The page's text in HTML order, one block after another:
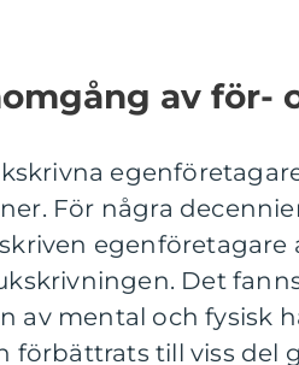
av för-
För några
Det
av mental och fysisk
förbättrats till viss del